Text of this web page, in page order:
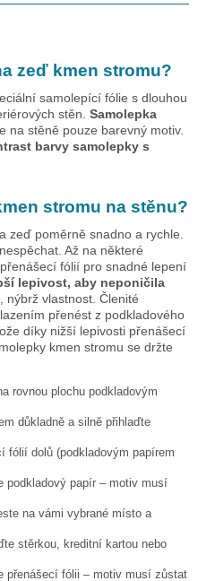
zeď kmen stromu?
samolepící fólie s dlouhou
stěn. Samolepka
na stěně pouze barevný motiv.
barvy samolepky s
stromu na stěnu?
zeď poměrně snadno a rychle.
Až na některé
fólií pro snadné lepení
lepivost, aby neponičila
nýbrž vlastnost. Členité
přenést z podkladového
díky nižší lepivosti přenášecí
kmen stromu se držte
rovnou plochu podkladovým
důkladně a silně přihlaďte
fólií dolů (podkladovým papírem
podkladový papír – motiv musí
na vámi vybrané místo a
stěrkou, kreditní kartou nebo
přenášecí fólii – motiv musí zůstat